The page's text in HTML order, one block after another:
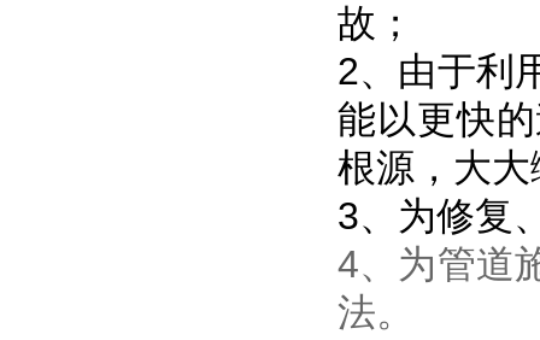
故；
2、由于利
能以更快
根源，大
3、为修复
4、为管道
法。